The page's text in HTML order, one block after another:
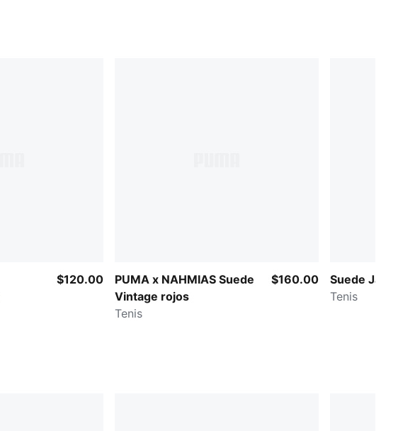
$120.00
PUMA x NAHMIAS Suede
Vintage rojos
Tenis
$160.00
Suede
Tenis